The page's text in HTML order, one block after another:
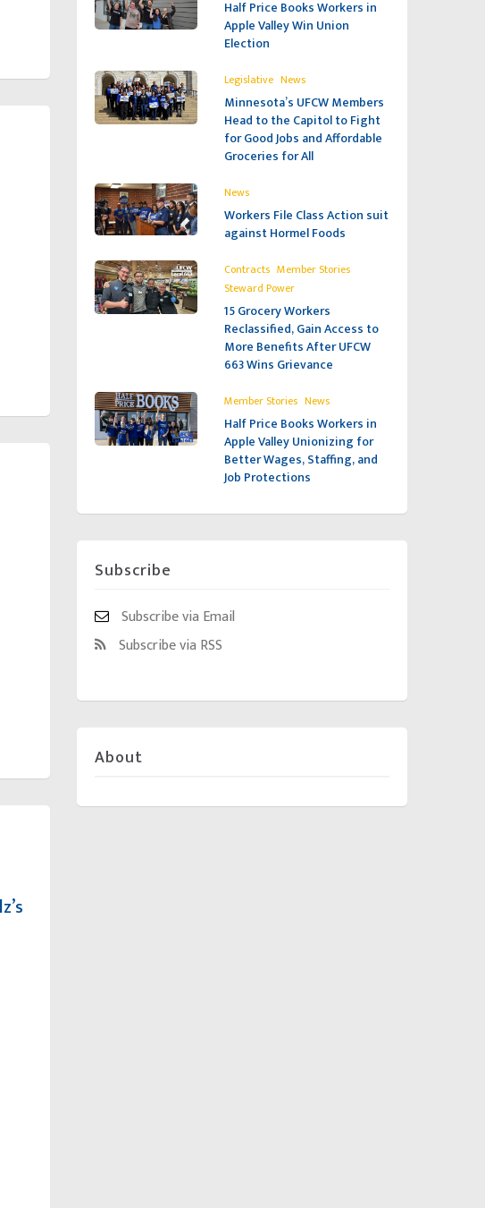
Half Price Books Workers in
Apple Valley Win Union
Election
Legislative ,News
Minnesota’s UFCW Members
Head to the Capitol to Fight
for Good Jobs and Affordable
Groceries for All
News
Workers File Class Action suit
against Hormel Foods
Contracts ,Member Stories
Steward Power
15 Grocery Workers
Reclassified, Gain Access to
More Benefits After UFCW
663 Wins Grievance
Member Stories ,News
Half Price Books Workers in
Apple Valley Unionizing for
Better Wages, Staffing, and
Job Protections
Subscribe
Subscribe via Email
Subscribe via RSS
About